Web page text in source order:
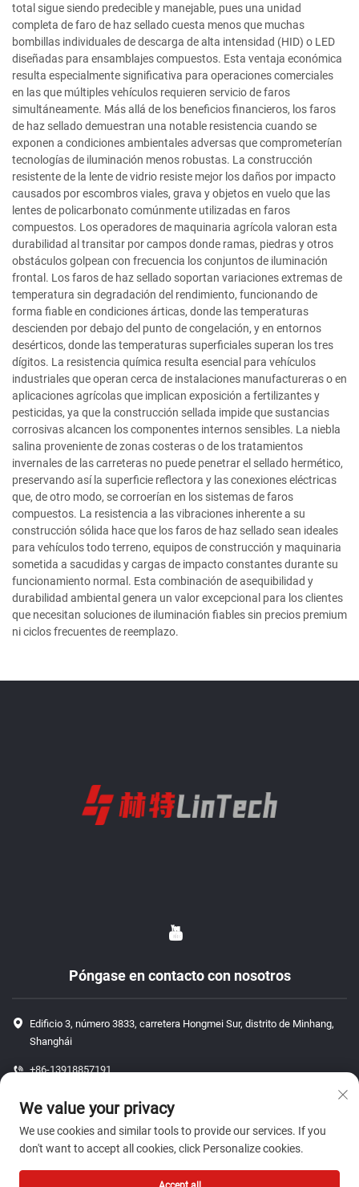
total sigue siendo predecible y manejable, pues una unidad
completa de faro de haz sellado cuesta menos que muchas
bombillas individuales de descarga de alta intensidad (HID) o LED
diseñadas para ensamblajes compuestos. Esta ventaja económica
resulta especialmente significativa para operaciones comerciales
en las que múltiples vehículos requieren servicio de faros
simultáneamente. Más allá de los beneficios financieros, los faros
de haz sellado demuestran una notable resistencia cuando se
exponen a condiciones ambientales adversas que comprometerían
tecnologías de iluminación menos robustas. La construcción
resistente de la lente de vidrio resiste mejor los daños por impacto
causados por escombros viales, grava y objetos en vuelo que las
lentes de policarbonato comúnmente utilizadas en faros
compuestos. Los operadores de maquinaria agrícola valoran esta
durabilidad al transitar por campos donde ramas, piedras y otros
obstáculos golpean con frecuencia los conjuntos de iluminación
frontal. Los faros de haz sellado soportan variaciones extremas de
temperatura sin degradación del rendimiento, funcionando de
forma fiable en condiciones árticas, donde las temperaturas
descienden por debajo del punto de congelación, y en entornos
desérticos, donde las temperaturas superficiales superan los tres
dígitos. La resistencia química resulta esencial para vehículos
industriales que operan cerca de instalaciones manufactureras o en
aplicaciones agrícolas que implican exposición a fertilizantes y
pesticidas, ya que la construcción sellada impide que sustancias
corrosivas alcancen los componentes internos sensibles. La niebla
salina proveniente de zonas costeras o de los tratamientos
invernales de las carreteras no puede penetrar el sellado hermético,
preservando así la superficie reflectora y las conexiones eléctricas
que, de otro modo, se corroerían en los sistemas de faros
compuestos. La resistencia a las vibraciones inherente a su
construcción sólida hace que los faros de haz sellado sean ideales
para vehículos todo terreno, equipos de construcción y maquinaria
sometida a sacudidas y cargas de impacto constantes durante su
funcionamiento normal. Esta combinación de asequibilidad y
durabilidad ambiental genera un valor excepcional para los clientes
que necesitan soluciones de iluminación fiables sin precios premium
ni ciclos frecuentes de reemplazo.
Póngase en contacto con nosotros
Edificio 3, número 3833, carretera Hongmei Sur, distrito de Minhang,
Shanghái
+86-13918857191
[email protected]
Derechos de autor © 2026 ShangHai J P Auto Parts Co., Ltd. Todos los
We value your privacy
We use cookies and similar tools to provide our services. If you
don't want to accept all cookies, click Personalize cookies.